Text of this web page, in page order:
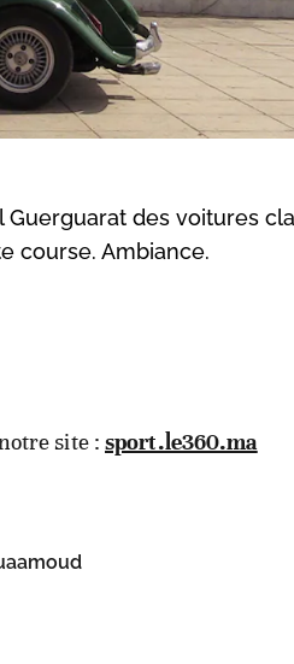
des voitures
course. Ambiance.
site :sport.le360.ma